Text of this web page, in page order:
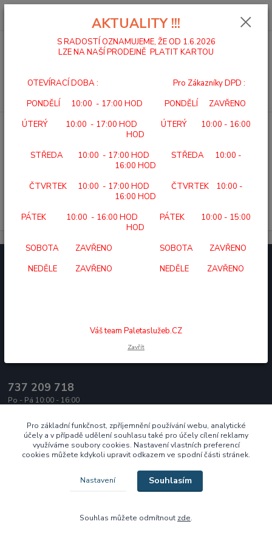
0,00 Kč
Úvod SEBEOBSLUHA HYGIENA INKONTINENCE KOSMETIKA
KOSMETIKA
737 209 718
Po - Pá 10:00 - 16:00
ecek@paletasluzeb.cz
Eshop-rychle.cz
AKTUALITY !!!
S RADOSTÍ OZNAMUJEME, ŽE OD 1.6.2026
LZE NA NAŠÍ PRODEJNĚ PLATIT KARTOU
OTEVÍRACÍ DOBA : Pro Zákazníky DPD :
PONDĚLÍ 10:00 - 17:00 HOD PONDĚLÍ ZAVŘENO
ÚTERÝ 10:00 - 17:00 HOD ÚTERÝ 10:00 - 16:00
HOD
STŘEDA 10:00 - 17:00 HOD STŘEDA 10:00 -
16:00 HOD
ČTVRTEK 10:00 - 17:00 HOD ČTVRTEK 10:00 -
16:00 HOD
PÁTEK 10:00 - 16:00 HOD PÁTEK 10:00 - 15:00
HOD
SOBOTA ZAVŘENO SOBOTA ZAVŘENO
NEDĚLE ZAVŘENO NEDĚLE ZAVŘENO
Váš team Paletaslužeb.CZ
Zavřít
Pro základní funkčnost, zpříjemnění používání webu, analytické
účely a v případě udělení souhlasu také pro účely cílení reklamy
využíváme soubory cookies. Nastavení vlastních preferencí
cookies můžete kdykoli upravit odkazem ve spodní části stránek.
Nastavení Souhlasím
Souhlas můžete odmítnout zde.